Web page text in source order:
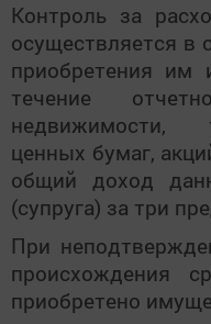
Контроль за
осуществляется в
приобретения им
течение
недвижимости,
ценных бумаг,
общий доход
(супруга) за три
При
происхождения
приобретено